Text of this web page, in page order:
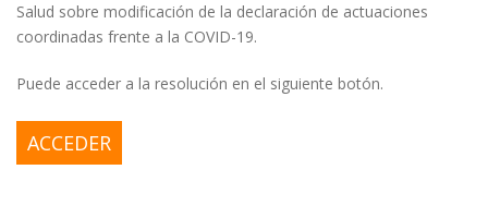
Salud sobre modificación de la declaración de actuaciones
coordinadas frente a la COVID-19.
Puede acceder a la resolución en el siguiente botón.
ACCEDER